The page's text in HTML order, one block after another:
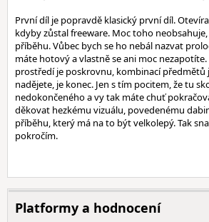
První díl je popravdě klasický první díl.
kdyby zůstal freeware. Moc toho
příběhu. Vůbec bych se ho nebál nazvat
máte hotový a vlastně se ani moc
prostředí je poskrovnu, kombinací předmětů
nadějete, je konec. Jen s tím pocitem, že tu
nedokončeného a vy tak máte chuť
děkovat hezkému vizuálu, povedenému
příběhu, který má na to být velkolepý. Tak
pokročím.
Platformy a hodnocení